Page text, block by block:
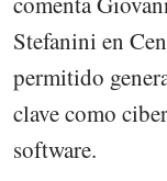
Stefanini en
permitido
clave como
software.